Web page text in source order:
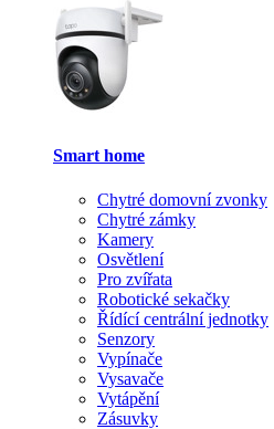
Smart home
Chytré domovní zvonky
Chytré zámky
Kamery
Osvětlení
Pro zvířata
Robotické sekačky
Řídící centrální jednotky
Senzory
Vypínače
Vysavače
Vytápění
Zásuvky